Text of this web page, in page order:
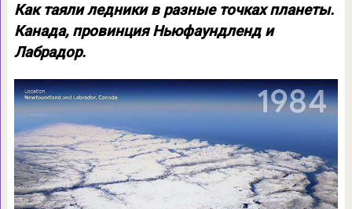
Как таяли ледники в разные точках планеты.
Канада, провинция Ньюфаундленд и
Лабрадор.